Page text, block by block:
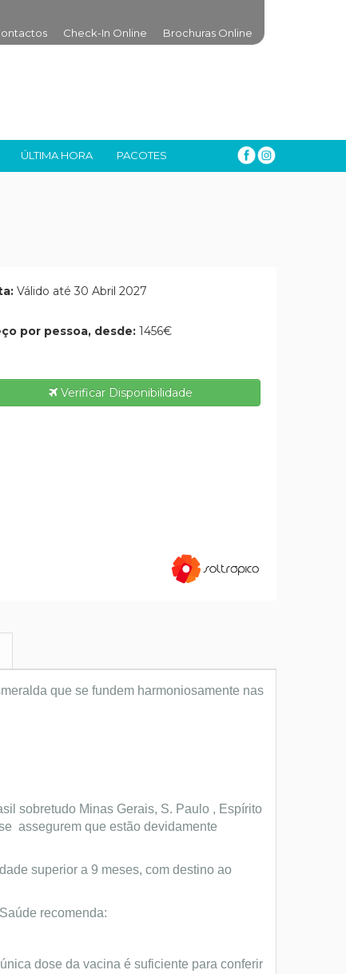
Check-In Online Brochuras Online
ÚLTIMA HORA PACOTES
Válido até 30 Abril 2027
por pessoa, desde: 1456€
Verificar Disponibilidade
que se fundem harmoniosamente nas
sobretudo Minas Gerais, S. Paulo , Espírito
assegurem que estão devidamente
superior a 9 meses, com destino ao
recomenda:
dose da vacina é suficiente para conferir